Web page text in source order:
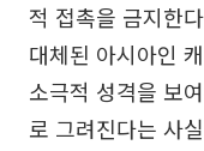
적 접촉을 금지한
대체된 아시아인
소극적 성격을 보
로 그려진다는 사